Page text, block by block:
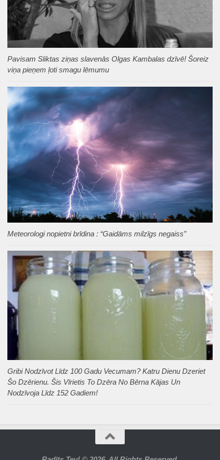
Pavisam Sliktas ziņas slavenās Olgas Kambalas dzīvē! Šoreiz
viņa pieņem ļoti smagu lēmumu
Meteorologi nopietni brīdina : “Gaidāms milzīgs negaiss”
Gribi Nodzīvot Līdz 100 Gadu Vecumam? Katru Dienu Dzeriet
Šo Dzērienu. Šis Vīrietis To Dzēra No Bērna Kājas Un
Nodzīvoja Līdz 152 Gadiem!